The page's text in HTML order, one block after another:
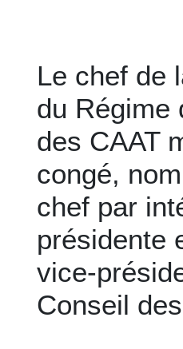
Le chef de
du Régime
des CAAT
congé,
chef par
présidente
vice-
Conseil